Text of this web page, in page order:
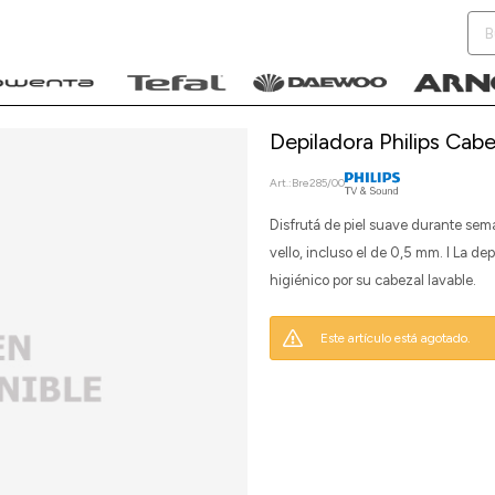
Depiladora Philips
Bre285/00
Disfrutá de piel suave durante
vello, incluso el de 0,5 mm. I La
higiénico por su cabezal lavable.
Este artículo está agotado.